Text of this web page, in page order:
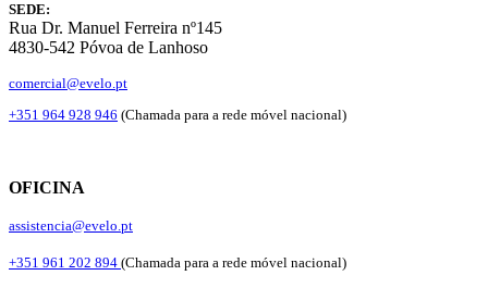
SEDE:
Rua Dr. Manuel Ferreira nº145
4830-542 Póvoa de Lanhoso
comercial@evelo.pt
+351 964 928 946 (Chamada para a rede móvel nacional)
OFICINA
assistencia@evelo.pt
+351 961 202 894 (Chamada para a rede móvel nacional)